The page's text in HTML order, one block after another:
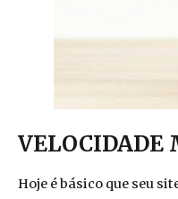
Hoje é básico que seu